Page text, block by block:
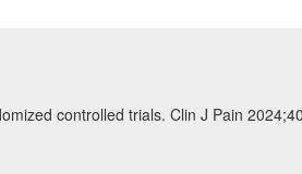
controlled trials. Clin J Pain